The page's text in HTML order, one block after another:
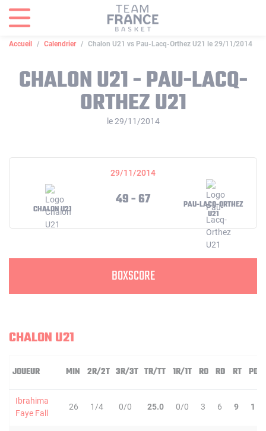
Accueil Calendrier Chalon U21 vs Pau-Lacq-Orthez U21 le 29/11/2014
CHALON U21 - PAU-LACQ-
ORTHEZ U21
le 29/11/2014
29/11/2014
CHALON U21
49 - 67
PAU-LACQ-ORTHEZ
U21
BOXSCORE
CHALON U21
JOUEUR MIN 2R/2T 3R/3T TR/TT 1R/1T RO RD RT PD
Ibrahima
Faye Fall
26 1/4 0/0 25.0 0/0 3 6 9 1
Panneau de gestion des cookies